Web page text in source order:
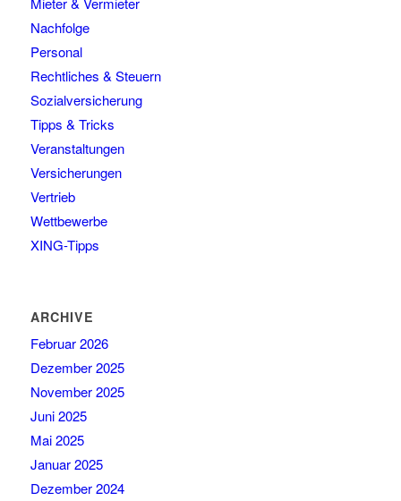
Nachfolge
Personal
Rechtliches & Steuern
Sozialversicherung
Tipps & Tricks
Veranstaltungen
Versicherungen
Vertrieb
Wettbewerbe
XING-Tipps
ARCHIVE
Februar 2026
Dezember 2025
November 2025
Juni 2025
Mai 2025
Januar 2025
Dezember 2024